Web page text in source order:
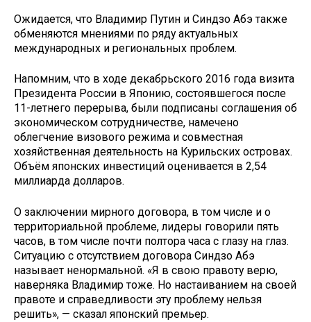
Ожидается, что Владимир Путин и Синдзо Абэ также
обменяются мнениями по ряду актуальных
международных и региональных проблем.
Напомним, что в ходе декабрьского 2016 года визита
Президента России в Японию, состоявшегося после
11-летнего перерыва, были подписаны соглашения об
экономическом сотрудничестве, намечено
облегчение визового режима и совместная
хозяйственная деятельность на Курильских островах.
Объём японских инвестиций оценивается в 2,54
миллиарда долларов.
О заключении мирного договора, в том числе и о
территориальной проблеме, лидеры говорили пять
часов, в том числе почти полтора часа с глазу на глаз.
Ситуацию с отсутствием договора Синдзо Абэ
называет ненормальной. «Я в свою правоту верю,
наверняка Владимир тоже. Но настаиванием на своей
правоте и справедливости эту проблему нельзя
решить», — сказал японский премьер.